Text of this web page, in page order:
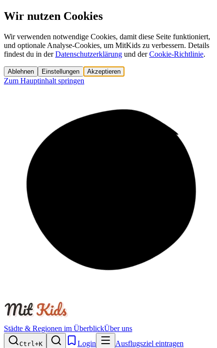
Wir nutzen Cookies
Wir verwenden notwendige Cookies, damit diese Seite funktioniert,
und optionale Analyse-Cookies, um MitKids zu verbessern. Details
findest du in der Datenschutzerklärung und der Cookie-Richtlinie.
Ablehnen Einstellungen Akzeptieren
Zum Hauptinhalt springen
Städte & Regionen im ÜberblickÜber uns
Ctrl+K Login Ausflugsziel eintragen